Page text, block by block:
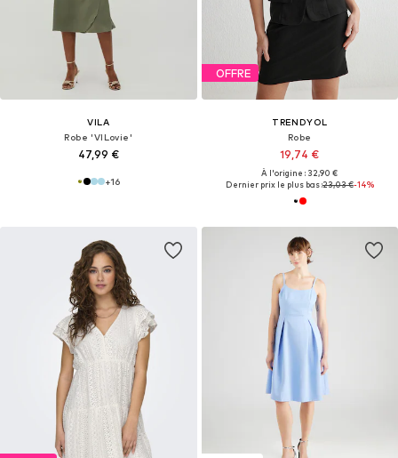
VILA
Robe 'VILovie'
47,99 €
+16
OFFRE
TRENDYOL
Robe
19,74 €
À l'origine : 32,90 €
Dernier prix le plus bas :23,03 €-14%